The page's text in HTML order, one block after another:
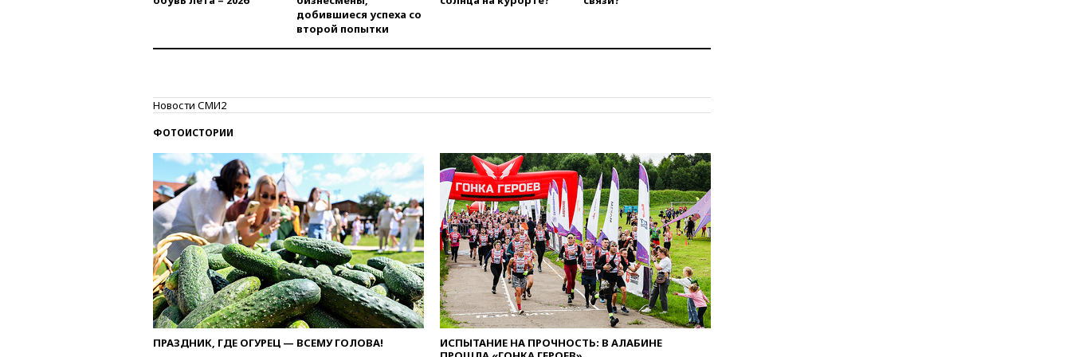
вчера, 10:31ВС РФ ударили по
вчера, 10:10Премьер Японии
снова не упомянула, чья
атомная бомба разрушила
Нагасаки
вчера, 09:47Два ребенка
ранены в ходе атаки БПЛА на
Белгород
вчера, 09:09Минобороны: за
ночь сбито 153 украинских
БПЛА
вчера, 08:50Состояние
добившиеся успеха со
второй попытки
Новости СМИ2
ФОТОИСТОРИИ
ПРАЗДНИК, ГДЕ ОГУРЕЦ — ВСЕМУ ГОЛОВА!
ИСПЫТАНИЕ НА ПРОЧНОСТЬ: В АЛАБИНЕ